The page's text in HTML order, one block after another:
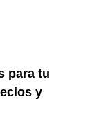
para tu
y